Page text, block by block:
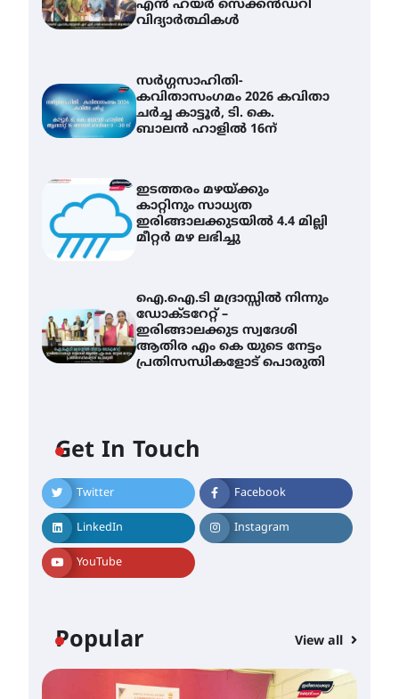
എൻ ഹയർ സെക്കൻഡറി
വിദ്യാർത്ഥികൾ
സർഗ്ഗസാഹിതി-
കവിതാസംഗമം 2026 കവിതാ
ചർച്ച കാട്ടൂർ, ടി. കെ.
ബാലൻ ഹാളിൽ 16ന്
ഇടത്തരം മഴയ്ക്കും
കാറ്റിനും സാധ്യത
ഇരിങ്ങാലക്കുടയിൽ 4.4 മില്ലി
മീറ്റർ മഴ ലഭിച്ചു
ഐ.ഐ.ടി മദ്രാസ്സിൽ നിന്നും
ഡോക്ടറേറ്റ് –
ഇരിങ്ങാലക്കുട സ്വദേശി
ആതിര എം കെ യുടെ നേട്ടം
പ്രതിസന്ധികളോട് പൊരുതി
Get In Touch
Twitter Facebook
LinkedIn Instagram
YouTube
Popular View all
സർഗ്ഗസാഹിതി-
കവിതാസംഗമം 2026 കവിതാ
ചർച്ച കാട്ടൂർ, ടി. കെ. ബാലൻ
ഹാളിൽ 16ന്
സാധ്യത ഇരിങ്ങാലക്കുടയിൽ
4.4 മില്ലി മീറ്റർ മഴ ലഭിച്ചു
August 6, 2026